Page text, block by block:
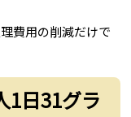
費用の削減だけで
1日31グラ